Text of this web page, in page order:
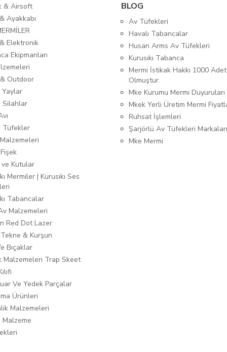
& Airsoft
Ayakkabı
Elektronik
Ekipmanları
Outdoor
Yaylar
Silahlar
Tüfekler
ve Kutular
Mermiler | Kurusıkı Ses
Tabancalar
Malzemeleri
Red Dot Lazer
& Kurşun
Bıçaklar
Malzemeleri Trap Skeet
Ve Yedek Parçalar
Ürünleri
Malzemeleri
Malzeme
BLOG
Av Tüfekleri
Havalı Tabancalar
Husan Arms Av Tüfekleri
Kurusıkı Tabanca
Mermi İstikak Hakkı 1000 Adet
Olmuştur.
Mke Kurumu Mermi
Mkek Yerli Üretim Mermi
Ruhsat İşlemleri
Şarjörlü Av Tüfekleri Markaları
Mke Mermi